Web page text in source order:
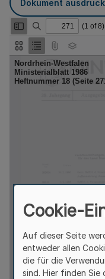
Dokument
Cookie-
Auf dieser Seite
entweder allen
die für die
sind. Hier finden Sie